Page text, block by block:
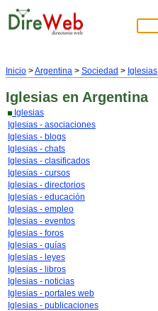
Inicio >Argentina > Sociedad > Iglesias
Iglesias en Argentina
Iglesias
Iglesias - asociaciones
Iglesias - blogs
Iglesias - chats
Iglesias - clasificados
Iglesias - cursos
Iglesias - directorios
Iglesias - educación
Iglesias - empleo
Iglesias - eventos
Iglesias - foros
Iglesias - guías
Iglesias - leyes
Iglesias - libros
Iglesias - noticias
Iglesias - portales web
Iglesias - publicaciones